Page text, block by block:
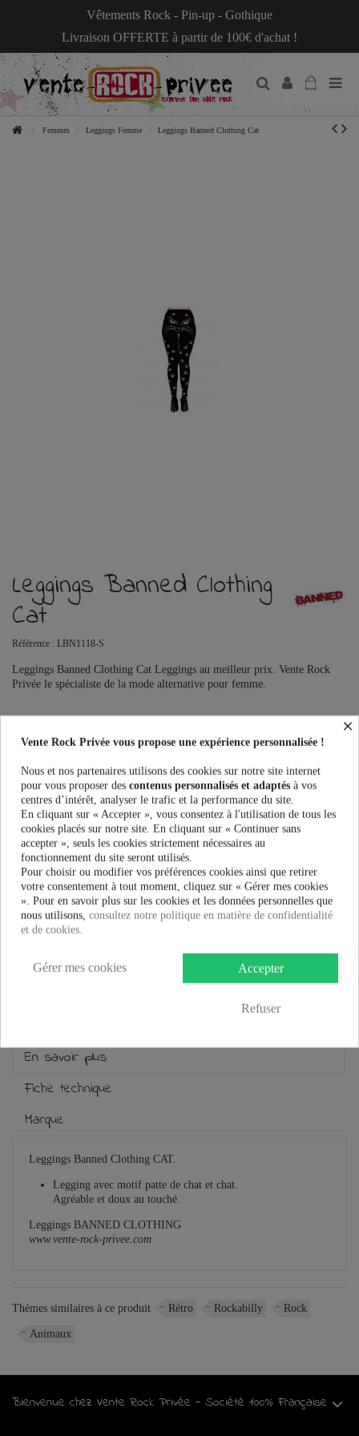
Vêtements Rock - Pin-up - Gothique
Livraison OFFERTE à partir de 100€ d'achat !
Femmes Leggings Femme Leggings Banned Clothing Cat
Leggings Banned Clothing
Cat
Référence : LBN1118-S
Leggings Banned Clothing Cat Leggings au meilleur prix. Vente Rock
Privée le spécialiste de la mode alternative pour femme.
12,90 €
AJOUTER AU PANIER
Plus que
Guide des tailles
En savoir plus
Fiche technique
Marque
Leggings Banned Clothing CAT.
Legging avec motif patte de chat et chat.
Agréable et doux au touché.
Leggings BANNED CLOTHING
www.vente-rock-privee.com
Thèmes similaires à ce produit Rétro Rockabilly Rock
Animaux
Bienvenue chez Vente Rock Privée - Société 100% Française
×
Vente Rock Privée vous propose une expérience personnalisée !
Nous et nos partenaires utilisons des cookies sur notre site internet
pour vous proposer des contenus personnalisés et adaptés à vos
centres d’intérêt, analyser le trafic et la performance du site.
En cliquant sur « Accepter », vous consentez à l'utilisation de tous les
cookies placés sur notre site. En cliquant sur « Continuer sans
accepter », seuls les cookies strictement nécessaires au
fonctionnement du site seront utilisés.
Pour choisir ou modifier vos préférences cookies ainsi que retirer
votre consentement à tout moment, cliquez sur « Gérer mes cookies
». Pour en savoir plus sur les cookies et les données personnelles que
nous utilisons, consultez notre politique en matière de confidentialité
et de cookies.
Accepter
Refuser
Gérer mes cookies